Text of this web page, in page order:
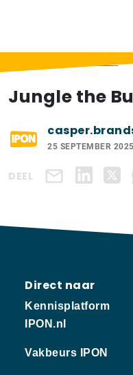
>
Jungle the
25 SEPTEMBER 2025
DEEL
Direct naar
Kennisplatform
IPON.nl
Vakbeurs IPON